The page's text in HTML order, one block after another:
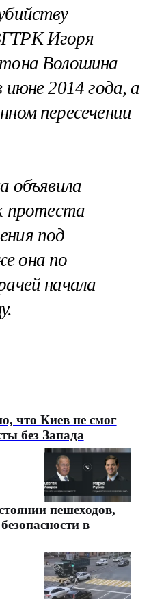
Игоря
Волошина
июне 2014 года, а
пересечении
объявила
протеста
под
она по
начала
что Киев не смог
без Запада
пешеходов,
в